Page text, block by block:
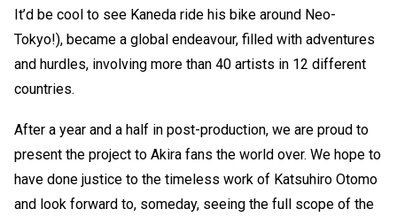
It’d be cool to see Kaneda ride his bike around Neo-
Tokyo!), became a global endeavour, filled with adventures
and hurdles, involving more than 40 artists in 12 different
countries.
After a year and a half in post-production, we are proud to
present the project to Akira fans the world over. We hope to
have done justice to the timeless work of Katsuhiro Otomo
and look forward to, someday, seeing the full scope of the